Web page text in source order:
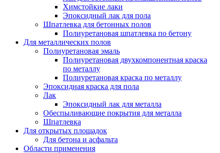
Химстойкие лаки
Эпоксидный лак для пола
Шпатлевка для бетонных полов
Полиуретановая шпатлевка по бетону
Для металлических полов
Полиуретановая эмаль
Полиуретановая двухкомпонентная краска
по металлу
Полиуретановая краска по металлу
Эпоксидная краска для пола
Лак
Эпоксидный лак для металла
Обеспыливающие покрытия для металла
Шпатлевка
Для открытых площадок
Для бетона и асфальта
Области применения